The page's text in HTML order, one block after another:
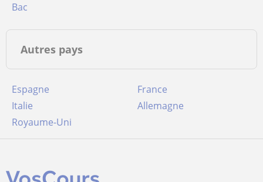
Bac
Autres pays
Espagne
France
Italie
Allemagne
Royaume-Uni